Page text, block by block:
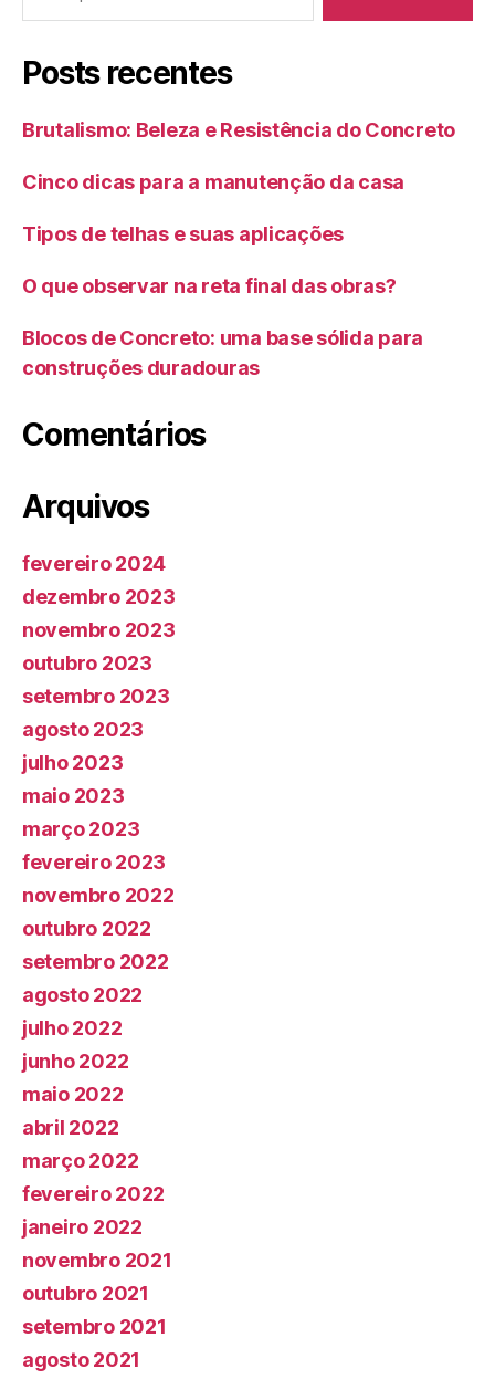
Posts recentes
Brutalismo: Beleza e Resistência do Concreto
Cinco dicas para a manutenção da casa
Tipos de telhas e suas aplicações
O que observar na reta final das obras?
Blocos de Concreto: uma base sólida para
construções duradouras
Comentários
Arquivos
fevereiro 2024
dezembro 2023
novembro 2023
outubro 2023
setembro 2023
agosto 2023
julho 2023
maio 2023
março 2023
fevereiro 2023
novembro 2022
outubro 2022
setembro 2022
agosto 2022
julho 2022
junho 2022
maio 2022
abril 2022
março 2022
fevereiro 2022
janeiro 2022
novembro 2021
outubro 2021
setembro 2021
agosto 2021